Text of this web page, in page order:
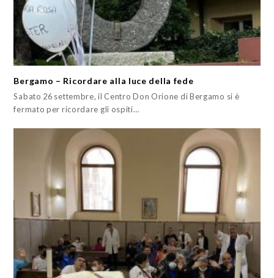
Bergamo – Ricordare alla luce della fede
Sabato 26 settembre, il Centro Don Orione di Bergamo si è
fermato per ricordare gli ospiti…